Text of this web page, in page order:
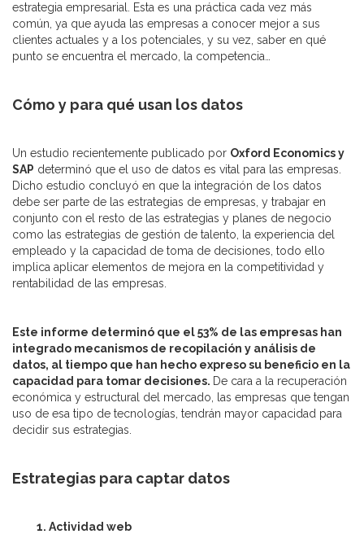
estrategia empresarial. Esta es una práctica cada vez más
común, ya que ayuda las empresas a conocer mejor a sus
clientes actuales y a los potenciales, y su vez, saber en qué
punto se encuentra el mercado, la competencia…
Cómo y para qué usan los datos
Un estudio recientemente publicado por Oxford Economics y
SAP determinó que el uso de datos es vital para las empresas.
Dicho estudio concluyó en que la integración de los datos
debe ser parte de las estrategias de empresas, y trabajar en
conjunto con el resto de las estrategias y planes de negocio
como las estrategias de gestión de talento, la experiencia del
empleado y la capacidad de toma de decisiones, todo ello
implica aplicar elementos de mejora en la competitividad y
rentabilidad de las empresas.
Este informe determinó que el 53% de las empresas han
integrado mecanismos de recopilación y análisis de
datos, al tiempo que han hecho expreso su beneficio en la
capacidad para tomar decisiones. De cara a la recuperación
económica y estructural del mercado, las empresas que tengan
uso de esa tipo de tecnologías, tendrán mayor capacidad para
decidir sus estrategias.
Estrategias para captar datos
1. Actividad web